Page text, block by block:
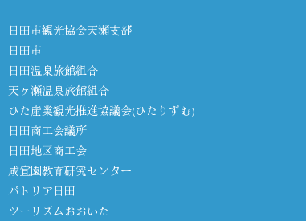
日田市観光協会天瀬支部
日田市
日田温泉旅館組合
天ヶ瀬温泉旅館組合
ひた産業観光推進協議会(ひたりずむ)
日田商工会議所
日田地区商工会
咸宜園教育研究センター
パトリア日田
ツーリズムおおいた